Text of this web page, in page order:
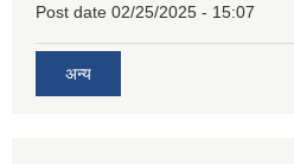
Post date 02/25/2025 - 15:07
अन्य